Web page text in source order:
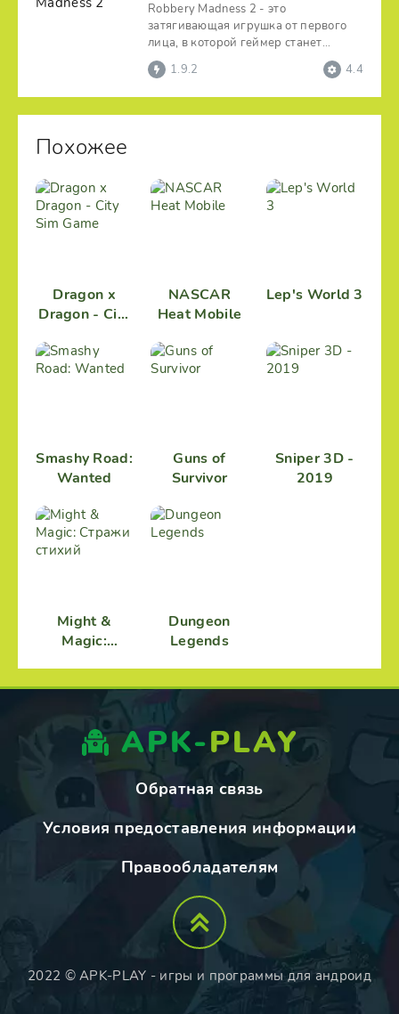
Robbery Madness 2 - это
затягивающая игрушка от первого
лица, в которой геймер станет
выполнять миссию опытного вора.
1.9.2 4.4
Похожее
Dragon x
Dragon - City
NASCAR
Heat Mobile
Lep's World 3
Smashy Road:
Wanted
Guns of
Survivor
Sniper 3D -
2019
Might &
Magic:
Dungeon
Legends
APK-PLAY
Обратная связь
Условия предоставления информации
Правообладателям
2022 © APK-PLAY - игры и программы для андроид